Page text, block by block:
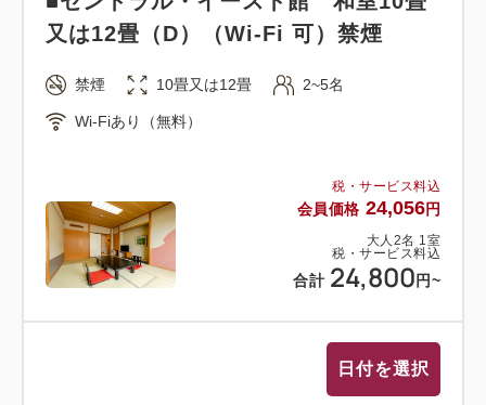
税・サービス料込
会員価格 24,056円
大人 2名 1室
税・サービス料込
合計 24,800 円~
又は12畳（D）（Wi-Fi 可）禁煙
禁煙 10畳又は12畳 2~5名
Wi-Fiあり（無料）
日付を選択